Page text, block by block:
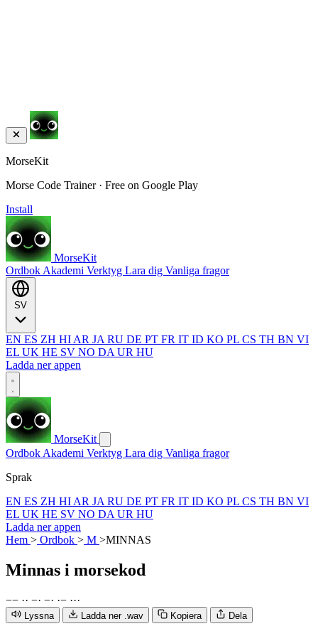
MorseKit
Morse Code Trainer · Free on Google Play
Install
MorseKit
Ordbok Akademi Verktyg Lara dig Vanliga fragor
EN ES ZH HI AR JA RU DE PT FR IT ID KO PL CS TH BN VI
EL UK HE SV NO DA UR HU
Ladda ner appen
MorseKit
Ordbok Akademi Verktyg Lara dig Vanliga fragor
Sprak
EN ES ZH HI AR JA RU DE PT FR IT ID KO PL CS TH BN VI
EL UK HE SV NO DA UR HU
Ladda ner appen
Hem > Ordbok > M >MINNAS
Minnas i morsekod
−− ·· −· −· ·− ···
Lyssna Ladda ner .wav Kopiera Dela